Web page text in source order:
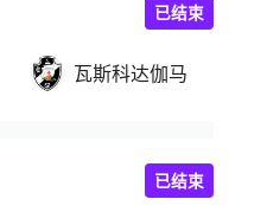
瓦斯科达伽马
已结束
已结束